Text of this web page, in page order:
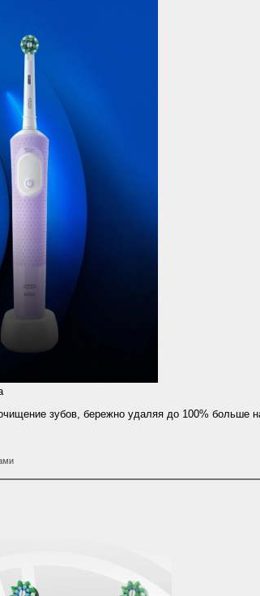
зубов, бережно удаляя до 100% больше